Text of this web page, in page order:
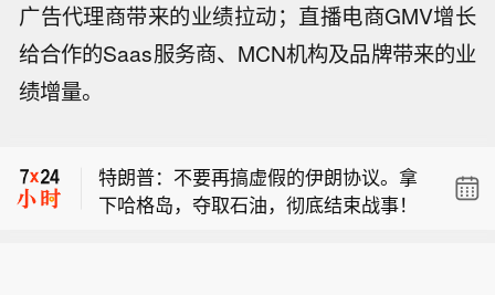
广告代理商带来的业绩拉动；直播电商GMV增长
给合作的Saas服务商、MCN机构及品牌带来的业
绩增量。
美军中央司令部：截至8月8日，美军中
封锁区域。
难民营。
特朗普：不要再搞虚假的伊朗协议。拿
下哈格岛，夺取石油，彻底结束战事！